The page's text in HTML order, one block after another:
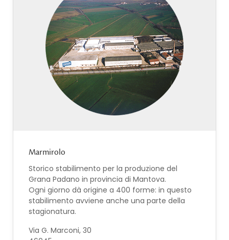
Marmirolo
Storico stabilimento per la produzione del
Grana Padano in provincia di Mantova.
Ogni giorno dà origine a 400 forme: in questo
stabilimento avviene anche una parte della
stagionatura.
Via G. Marconi, 30